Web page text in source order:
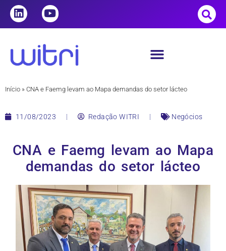
Início » CNA e Faemg levam ao Mapa demandas do setor lácteo
11/08/2023 Redação WITRI Negócios
CNA e Faemg levam ao Mapa
demandas do setor lácteo